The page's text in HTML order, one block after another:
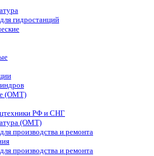
гидростанций
(OMT)
РФ и СНГ
(OMT)
производства и ремонта
производства и ремонта